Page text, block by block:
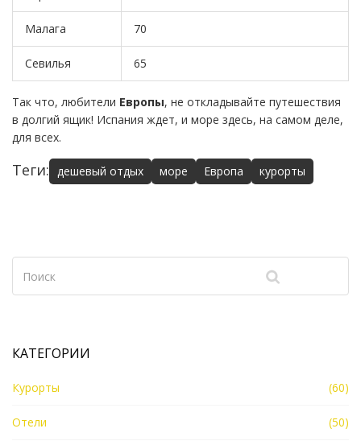
Малага 70
Севилья 65
Так что, любители Европы, не откладывайте путешествия
в долгий ящик! Испания ждет, и море здесь, на самом деле,
для всех.
Теги: дешевый отдых море Европа курорты
КАТЕГОРИИ
Курорты (60)
Отели (50)